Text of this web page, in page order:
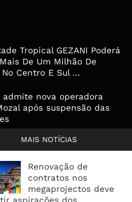
MAIS NOTÍCIAS
Renovação de
contratos nos
megaprojectos deve
aspirações dos
Tropical GEZANI Poderá
De Um Milhão De
No Centro E Sul ...
admite nova operadora
após suspensão das
Standard Bank pede ao
que “saia do caminho” e
negócios